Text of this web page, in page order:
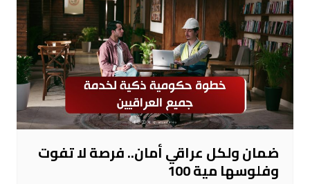
ضمان ولكل عراقي أمان.. فرصة لا تفوت
وفلوسها مية 100